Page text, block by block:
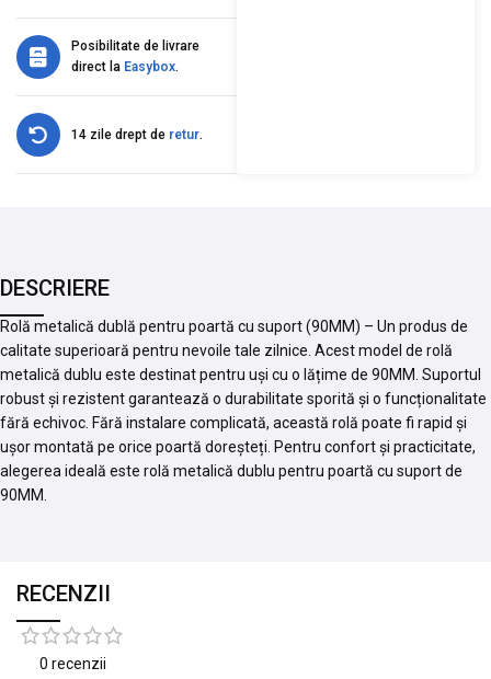
Posibilitate de livrare
direct la Easybox.
14 zile drept de retur.
DESCRIERE
Rolă metalică dublă pentru poartă cu suport (90MM) – Un produs de
calitate superioară pentru nevoile tale zilnice. Acest model de rolă
metalică dublu este destinat pentru uși cu o lățime de 90MM. Suportul
robust și rezistent garantează o durabilitate sporită și o funcționalitate
fără echivoc. Fără instalare complicată, această rolă poate fi rapid și
ușor montată pe orice poartă doreșteți. Pentru confort și practicitate,
alegerea ideală este rolă metalică dublu pentru poartă cu suport de
90MM.
RECENZII
0 recenzii